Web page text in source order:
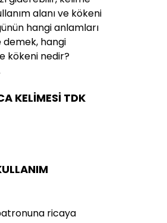
alanı ve kökeni
hangi anlamları
demek, hangi
kökeni nedir?
KELİMESİ TDK
ricaya